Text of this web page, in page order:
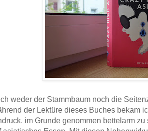
weder der Stammbaum noch die
der Lektüre dieses Buches bekam
im Grunde genommen bettelarm